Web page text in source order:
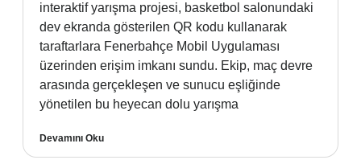
interaktif yarışma projesi, basketbol salonundaki
dev ekranda gösterilen QR kodu kullanarak
taraftarlara Fenerbahçe Mobil Uygulaması
üzerinden erişim imkanı sundu. Ekip, maç devre
arasında gerçekleşen ve sunucu eşliğinde
yönetilen bu heyecan dolu yarışma
Devamını Oku